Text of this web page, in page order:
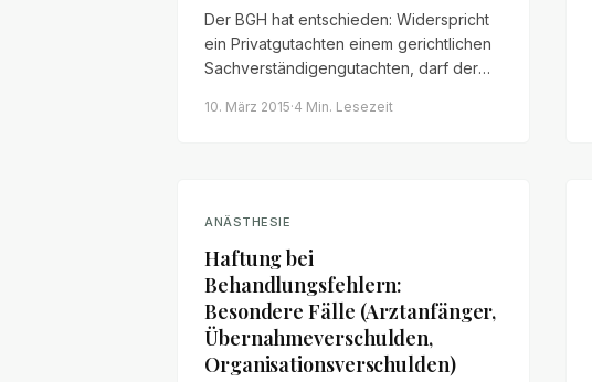
Der BGH hat entschieden: Widerspricht
ein Privatgutachten einem gerichtlichen
Sachverständigengutachten, darf der
Begründung das eine dem anderen
10. März 2015·4 Min. Lesezeit
ANÄSTHESIE
Haftung bei
Behandlungsfehlern:
Besondere Fälle (Arztanfänger,
Übernahmeverschulden,
Organisationsverschulden)